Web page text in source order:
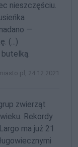
nieszczęściu.
—
(...)
butelką.
24.12.2021
zwierząt
Rekordy
ma już 21